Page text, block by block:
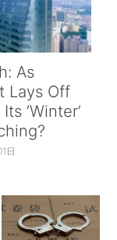
As
Lays Off
‘Winter’
日